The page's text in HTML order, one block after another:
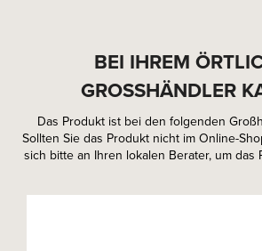
BEI IHREM
GROSSHÄNDLER
Das Produkt ist bei den folgenden
Sollten Sie das Produkt nicht im Online-
sich bitte an Ihren lokalen Berater, um das